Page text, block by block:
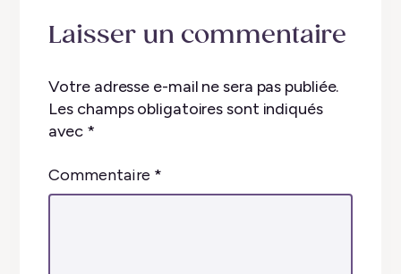
Laisser un commentaire
Votre adresse e-mail ne sera pas publiée.
Les champs obligatoires sont indiqués
avec *
Commentaire *